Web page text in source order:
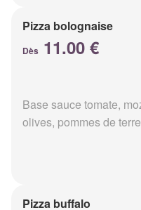
Pizza bolognaise
Dès 11.00 €
Base sauce tomate,
olives, pommes de terre
Pizza buffalo